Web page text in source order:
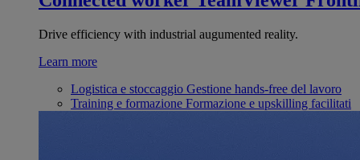
Drive efficiency with industrial augumented reality.
Learn more
Logistica e stoccaggio Gestione hands-free del lavoro
Training e formazione Formazione e upskilling facilitati